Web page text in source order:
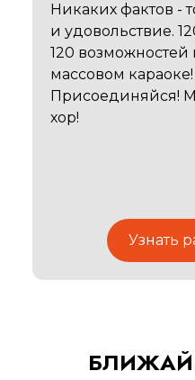
Никаких фактов -
и удовольствие.
120 возможностей
массовом караоке!
Присоединяйся!
хор!
Узнать